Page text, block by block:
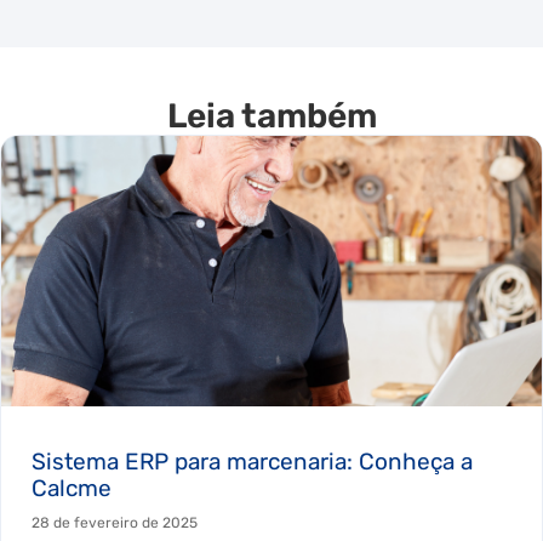
Leia também
Sistema ERP para marcenaria: Conheça a
Calcme
28 de fevereiro de 2025